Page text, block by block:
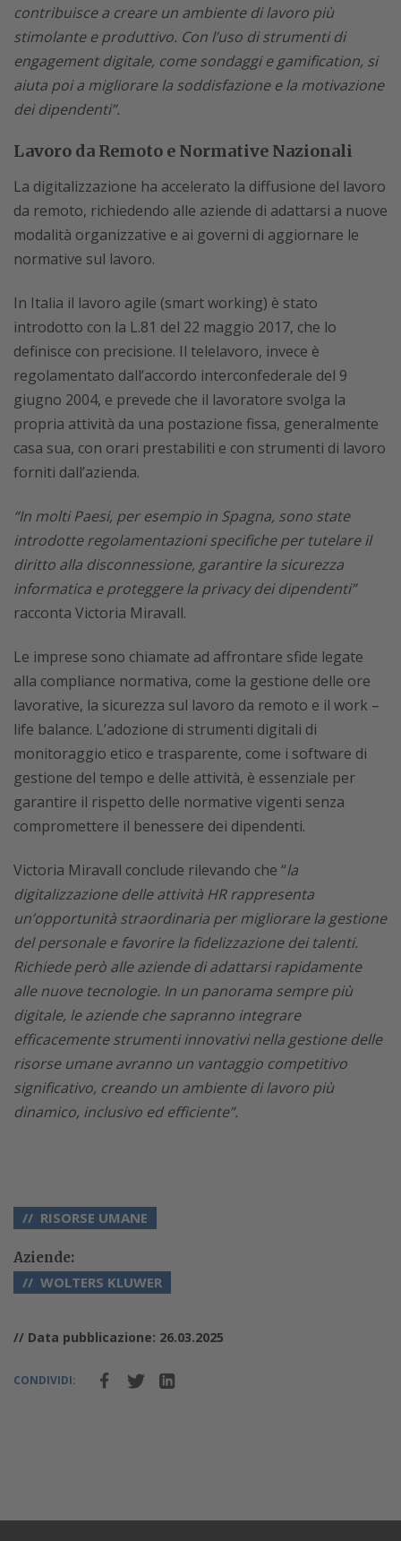
contribuisce a creare un ambiente di lavoro più
stimolante e produttivo. Con l’uso di strumenti di
engagement digitale, come sondaggi e gamification, si
aiuta poi a migliorare la soddisfazione e la motivazione
dei dipendenti”.
Lavoro da Remoto e Normative Nazionali
La digitalizzazione ha accelerato la diffusione del lavoro
da remoto, richiedendo alle aziende di adattarsi a nuove
modalità organizzative e ai governi di aggiornare le
normative sul lavoro.
In Italia il lavoro agile (smart working) è stato
introdotto con la L.81 del 22 maggio 2017, che lo
definisce con precisione. ​Il telelavoro, invece è
regolamentato dall’accordo interconfederale del 9
giugno 2004, e prevede che il lavoratore svolga la
propria attività da una postazione fissa, generalmente
casa sua, con orari prestabiliti e con strumenti di lavoro
forniti dall’azienda.
“In molti Paesi, per esempio in Spagna, sono state
introdotte regolamentazioni specifiche per tutelare il
diritto alla disconnessione, garantire la sicurezza
informatica e proteggere la privacy dei dipendenti”
racconta Victoria Miravall.
Le imprese sono chiamate ad affrontare sfide legate
alla compliance normativa, come la gestione delle ore
lavorative, la sicurezza sul lavoro da remoto e il work –
life balance. L’adozione di strumenti digitali di
monitoraggio etico e trasparente, come i software di
gestione del tempo e delle attività, è essenziale per
garantire il rispetto delle normative vigenti senza
compromettere il benessere dei dipendenti.
Victoria Miravall conclude rilevando che “la
digitalizzazione delle attività HR rappresenta
un’opportunità straordinaria per migliorare la gestione
del personale e favorire la fidelizzazione dei talenti.
Richiede però alle aziende di adattarsi rapidamente
alle nuove tecnologie. In un panorama sempre più
digitale, le aziende che sapranno integrare
efficacemente strumenti innovativi nella gestione delle
risorse umane avranno un vantaggio competitivo
significativo, creando un ambiente di lavoro più
dinamico, inclusivo ed efficiente”.
RISORSE UMANE
Aziende:
WOLTERS KLUWER
// Data pubblicazione: 26.03.2025
CONDIVIDI: